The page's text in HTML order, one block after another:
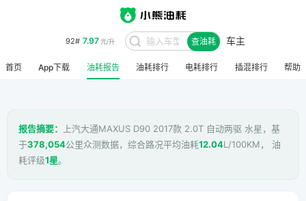
92# 7.97元/升 查油耗 车主
首页 App下载 油耗报告 油耗排行 电耗排行 插混排行 帮助
报告摘要：
上汽大通MAXUS D90 2017款 2.0T 自动两驱 水星，基
于378,054公里众测数据，综合路况平均油耗12.04L/100KM， 油
耗评级1星。